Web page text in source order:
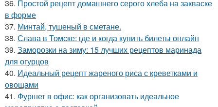
36. Простой рецепт домашнего серого хлеба на закваске
в форме
37. Минтай, тушеный в сметане.
38. Слава в Томске: где и когда купить билеты онлайн
39. Заморозки на зиму: 15 лучших рецептов маринада
для огурцов
40. Идеальный рецепт жареного риса с креветками и
овощами
41. Фуршет в офис: как организовать идеальное